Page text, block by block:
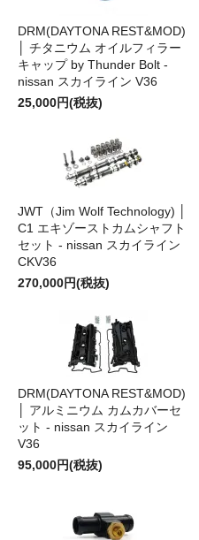
DRM(DAYTONA REST&MOD)
│ チタニウム オイルフィラー
キャップ by Thunder Bolt -
nissan スカイライン V36
25,000円(税抜)
JWT（Jim Wolf Technology) │
C1 エキゾーストカムシャフト
セット - nissan スカイライン
CKV36
270,000円(税抜)
DRM(DAYTONA REST&MOD)
│ アルミニウム カムカバーセ
ット - nissan スカイライン
V36
95,000円(税抜)